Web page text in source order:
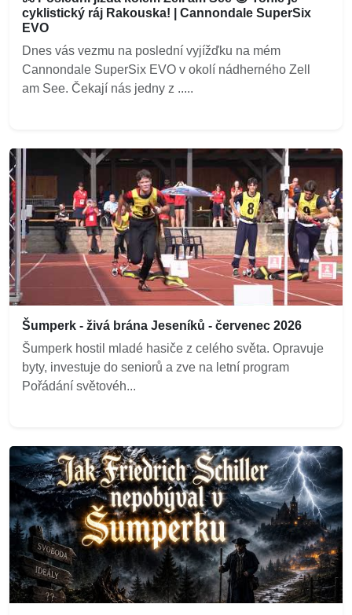
cyklistický ráj Rakouska! | Cannondale SuperSix
EVO
Dnes vás vezmu na poslední vyjížďku na mém
Cannondale SuperSix EVO v okolí nádherného Zell
am See. Čekají nás jedny z .....
Šumperk - živá brána Jeseníků - červenec 2026
Šumperk hostil mladé hasiče z celého světa. Opravuje
byty, investuje do seniorů a zve na letní program
Pořádání světovéh...